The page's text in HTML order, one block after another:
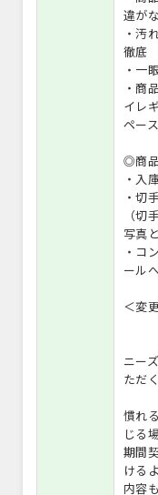
違が
・汚
徹底
・一
・商
イレ
ペー
◎商
・入
・切
（
写真
・コ
ール
＜変
ニー
ただ
慣れ
じる
期間
ける
内容